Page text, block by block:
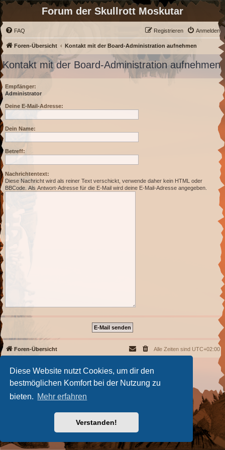
Diese Website nutzt Cookies, um dir den
bestmöglichen Komfort bei der Nutzung zu
bieten. Mehr erfahren
Verstanden!
Forum der Skullrott Moskutar
FAQ Anmelden
Registrieren
Foren-Übersicht Kontakt mit der Board-Administration aufnehmen
Kontakt mit der Board-Administration aufnehmen
Empfänger:
Administrator
Deine E-Mail-Adresse:
Dein Name:
Betreff:
Nachrichtentext:
Diese Nachricht wird als reiner Text verschickt, verwende daher kein HTML oder
BBCode. Als Antwort-Adresse für die E-Mail wird deine E-Mail-Adresse angegeben.
Foren-Übersicht Alle Zeiten sind UTC+02:00
Powered by phpBB
® Forum Software © phpBB Limited
Deutsche Übersetzung durch
Datenschutz|Nutzungsbedingungen